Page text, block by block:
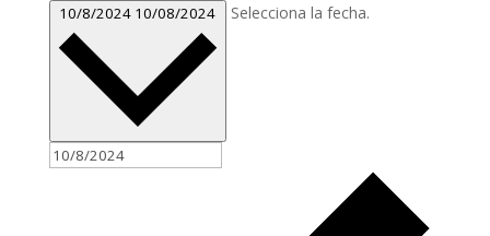
10/8/2024 10/08/2024 Selecciona la fecha.